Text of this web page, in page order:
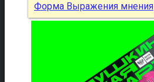
Форма Выражения мнения